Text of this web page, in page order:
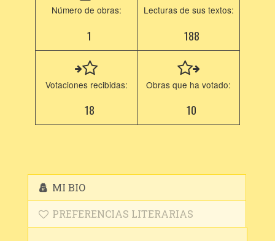
Número de obras:
1
Lecturas de sus textos:
188
Votaciones recibidas:
18
Obras que ha votado:
10
MI BIO
PREFERENCIAS LITERARIAS